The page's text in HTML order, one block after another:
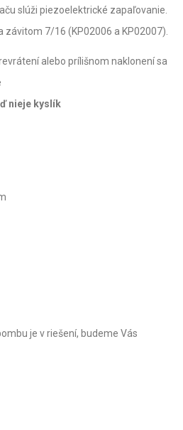
slúži piezoelektrické zapaľovanie.
závitom 7/16 (KP02006 a KP02007).
alebo prílišnom naklonení sa
nieje kyslík
je v riešení, budeme Vás